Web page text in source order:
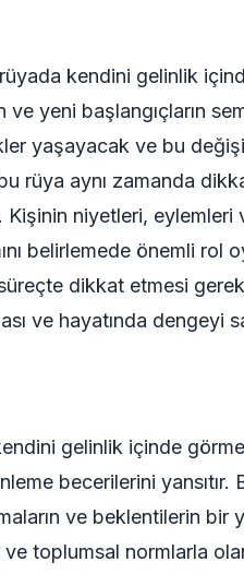
kendini gelinlik
ve yeni başlangıçların
yaşayacak ve bu
rüya aynı zamanda
niyetleri, eylemleri
belirlemede önemli
dikkat etmesi
ve hayatında dengeyi
gelinlik içinde
becerilerini
ve beklentilerin bir
toplumsal normlarla